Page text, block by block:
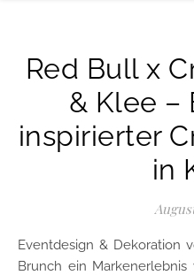
Red Bull x
& Klee –
inspirierter
in
Eventdesign & Dekoration von mr. & mrs. Wie aus einem
Brunch ein